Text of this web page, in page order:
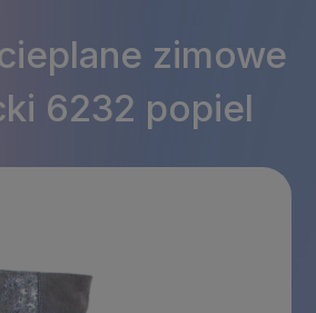
zimowe
6232 popiel